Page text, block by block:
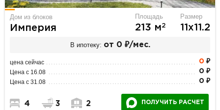
Дом из блоков
Империя
Площадь
213 м2
Размер
11х11.2
В ипотеку: от 0 ₽/мес.
цена сейчас 0 ₽
Цена с 16.08 0 ₽
Цена с 31.08 0 ₽
4 3 2 ПОЛУЧИТЬ РАСЧЕТ